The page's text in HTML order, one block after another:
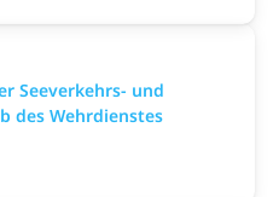
Seeverkehrs- und
des Wehrdienstes